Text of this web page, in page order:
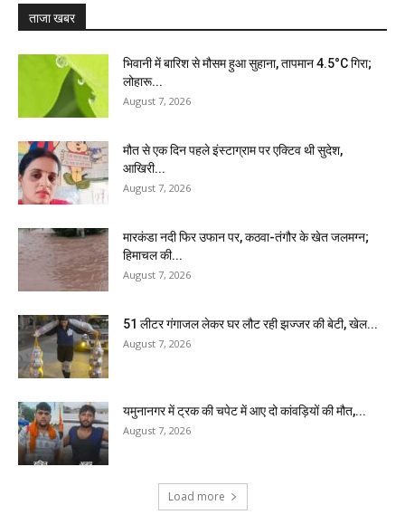
ताजा खबर
भिवानी में बारिश से मौसम हुआ सुहाना, तापमान 4.5°C गिरा;
लोहारू...
August 7, 2026
मौत से एक दिन पहले इंस्टाग्राम पर एक्टिव थी सुदेश,
आखिरी...
August 7, 2026
मारकंडा नदी फिर उफान पर, कठवा-तंगौर के खेत जलमग्न;
हिमाचल की...
August 7, 2026
51 लीटर गंगाजल लेकर घर लौट रही झज्जर की बेटी, खेल...
August 7, 2026
यमुनानगर में ट्रक की चपेट में आए दो कांवड़ियों की मौत,...
August 7, 2026
Load more